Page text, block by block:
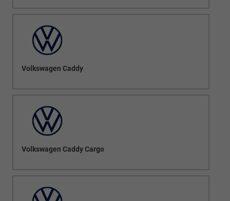
Volkswagen Caddy
Volkswagen Caddy Cargo